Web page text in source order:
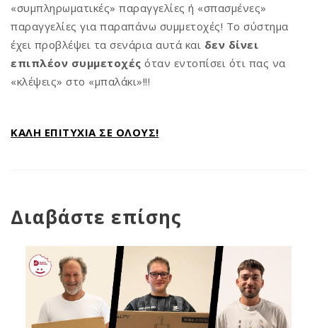
«συμπληρωματικές» παραγγελίες ή «σπασμένες»
παραγγελίες για παραπάνω συμμετοχές! Το σύστημα
έχει προβλέψει τα σενάρια αυτά και δεν δίνει
επιπλέον συμμετοχές όταν εντοπίσει ότι πας να
«κλέψεις» στο «μπαλάκι»!!!
ΚΑΛΗ ΕΠΙΤΥΧΙΑ ΣΕ ΟΛΟΥΣ!
Διαβάστε επίσης